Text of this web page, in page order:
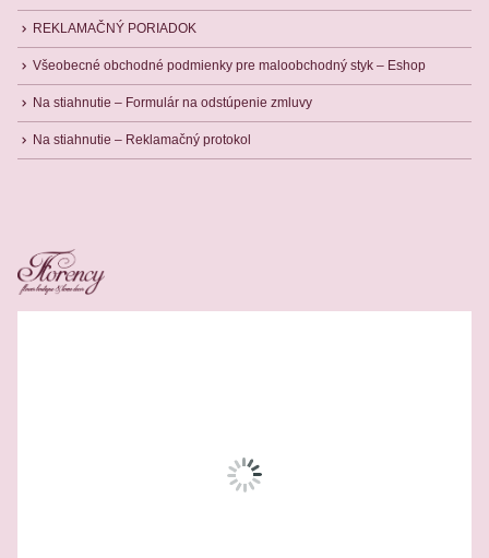
REKLAMAČNÝ PORIADOK
Všeobecné obchodné podmienky pre maloobchodný styk – Eshop
Na stiahnutie – Formulár na odstúpenie zmluvy
Na stiahnutie – Reklamačný protokol